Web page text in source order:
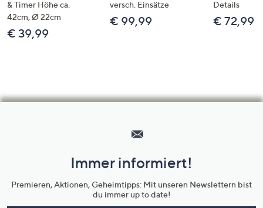
& Timer Höhe ca.
42cm, Ø 22cm
€ 39,99
versch. Einsätze
€ 99,99
Details
€ 72,99
Unternehmensinformationen
Immer informiert!
Premieren, Aktionen, Geheimtipps: Mit unseren Newslettern bist
du immer up to date!